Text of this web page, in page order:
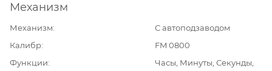
Механизм
Механизм
С автоподзаводом
Калибр
FM 0800
Функции
Часы, Минуты, Секунды,